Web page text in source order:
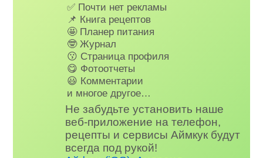
✅ Почти нет рекламы
📌 Книга рецептов
🤩 Планер питания
🤓 Журнал
😗 Страница профиля
😋 Фотоотчеты
😃 Комментарии
и многое другое…
Не забудьте установить наше
веб-приложение на телефон,
рецепты и сервисы Аймкук будут
всегда под рукой!